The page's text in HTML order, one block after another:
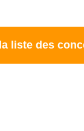
liste des